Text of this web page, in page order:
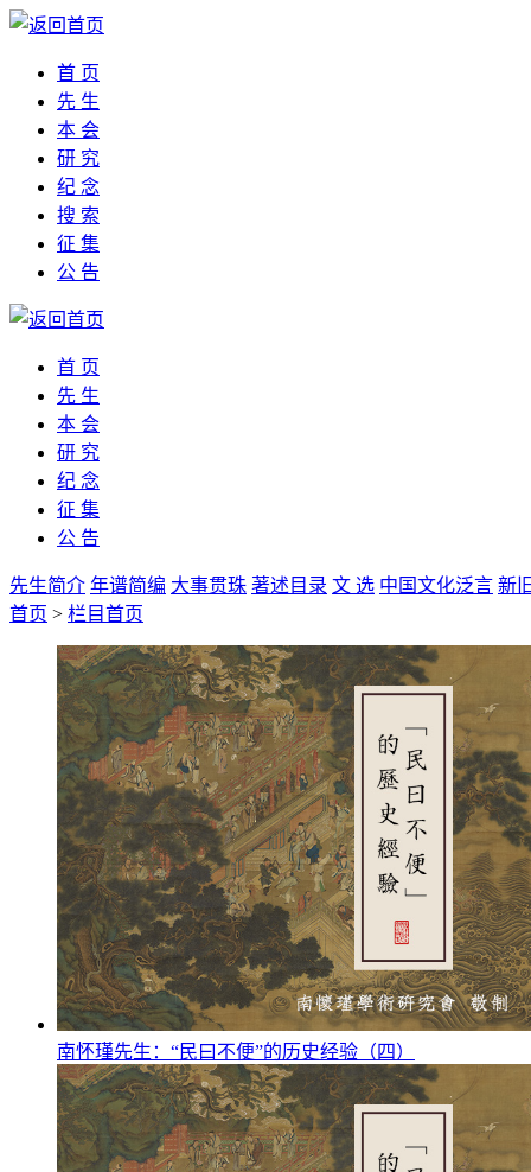
首 页
先 生
本 会
研 究
纪 念
搜 索
征 集
公 告
首 页
先 生
本 会
研 究
纪 念
征 集
公 告
先生简介 年谱简编 大事贯珠 著述目录 文 选 中国文化泛言 新
首页 > 栏目首页
南怀瑾先生：“民曰不便”的历史经验（四）